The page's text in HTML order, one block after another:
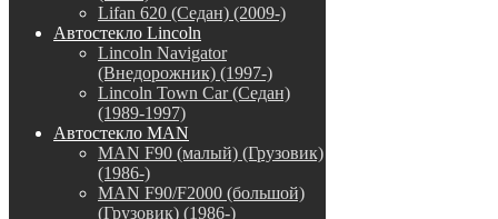
Lifan 620 (Седан) (2009-)
Автостекло Lincoln
Lincoln Navigator
(Внедорожник) (1997-)
Lincoln Town Car (Седан)
(1989-1997)
Автостекло MAN
MAN F90 (малый) (Грузовик)
(1986-)
MAN F90/F2000 (большой)
(Грузовик) (1986-)